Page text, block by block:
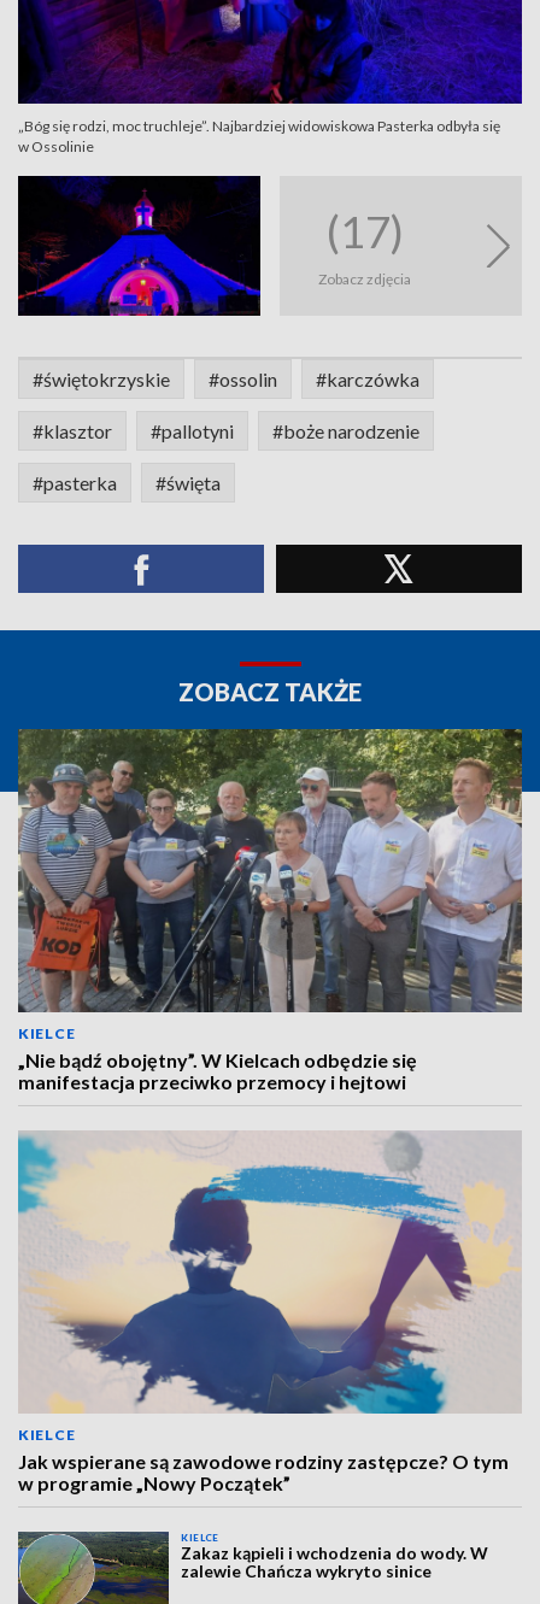
„Bóg się rodzi, moc truchleje”. Najbardziej widowiskowa Pasterka odbyła się
w Ossolinie
(17)
Zobacz zdjęcia
#świętokrzyskie #ossolin #karczówka
#klasztor #pallotyni #boże narodzenie
#pasterka #święta
ZOBACZ TAKŻE
KIELCE
„Nie bądź obojętny”. W Kielcach odbędzie się
manifestacja przeciwko przemocy i hejtowi
KIELCE
Jak wspierane są zawodowe rodziny zastępcze? O tym
w programie „Nowy Początek”
KIELCE
Zakaz kąpieli i wchodzenia do wody. W
zalewie Chańcza wykryto sinice